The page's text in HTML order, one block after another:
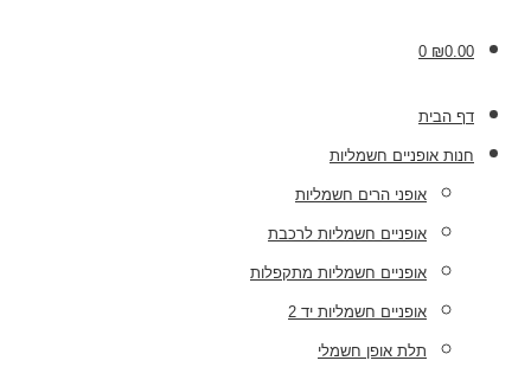
₪0.00
0
דף הבית
חנות אופניים חשמליות
אופני הרים חשמליות
אופניים חשמליות לרכבת
אופניים חשמליות מתקפלות
אופניים חשמליות יד 2
תלת אופן חשמלי